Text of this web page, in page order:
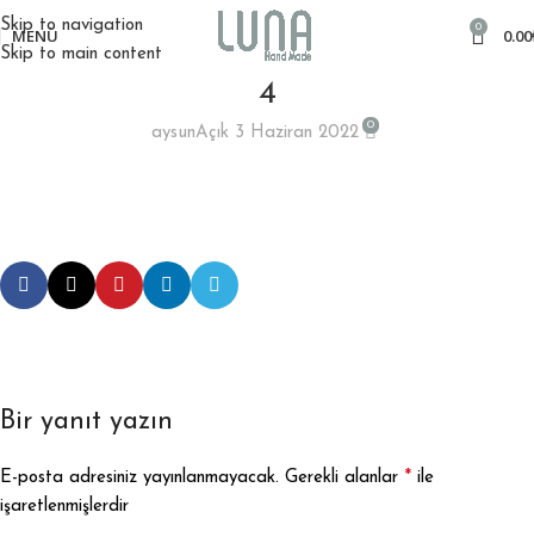
Skip to navigation
Skip to main content
MENÜ 0 0.00
4
aysunAçık 3 Haziran 2022 0
Bir yanıt yazın
E-posta adresiniz yayınlanmayacak. Gerekli alanlar * ile
işaretlenmişlerdir